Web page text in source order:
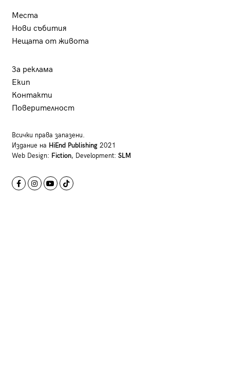
Места
Нови събития
Нещата от живота
За реклама
Екип
Контакти
Поверителност
Всички права запазени.
Издание на HiEnd Publishing2021
Web Design: Fiction, Development: SLM